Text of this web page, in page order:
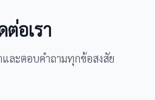
ต่อเรา
ละตอบคำถามทุกข้อสงสัย